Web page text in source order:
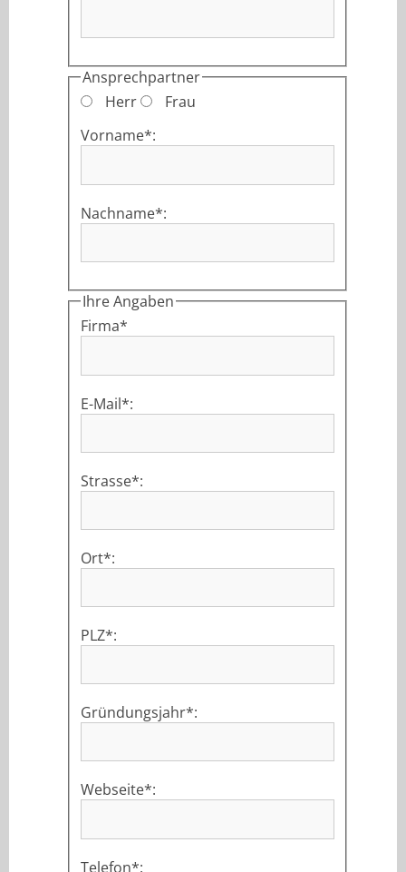
Ansprechpartner
Herr
Frau
Vorname*:
Nachname*:
Ihre Angaben
Firma*
E-Mail*:
Strasse*:
Ort*:
PLZ*:
Gründungsjahr*:
Webseite*:
Telefon*: